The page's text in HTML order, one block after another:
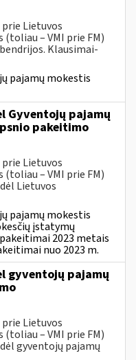
Lietuvos
– VMI prie FM)
Klausimai-
pajamų mokestis
Gyventojų pajamų
pakeitimo
Lietuvos
– VMI prie FM)
Lietuvos
pajamų mokestis
įstatymų
2023 metais
nuo 2023 m.
gyventojų pajamų
Lietuvos
– VMI prie FM)
gyventojų pajamų